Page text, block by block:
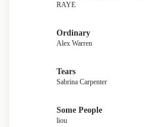
RAYE
Ordinary
Alex Warren
Tears
Sabrina Carpenter
Some People
liou